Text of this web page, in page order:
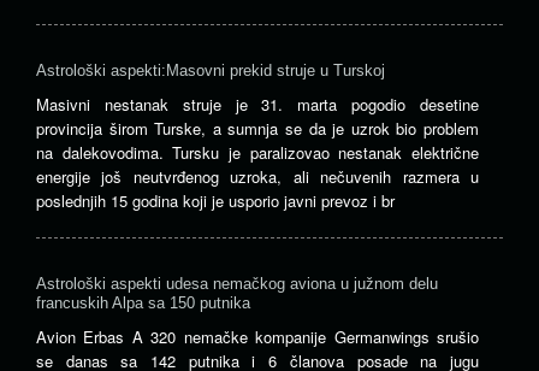
Astrološki aspekti:Masovni prekid struje u Turskoj
Masivni nestanak struje je 31. marta pogodio desetine
provincija širom Turske, a sumnja se da je uzrok bio problem
na dalekovodima. Tursku je paralizovao nestanak električne
energije još neutvrđenog uzroka, ali nečuvenih razmera u
poslednjih 15 godina koji je usporio javni prevoz i br
Astrološki aspekti udesa nemačkog aviona u južnom delu
francuskih Alpa sa 150 putnika
Avion Erbas A 320 nemačke kompanije Germanwings srušio
se danas sa 142 putnika i 6 članova posade na jugu